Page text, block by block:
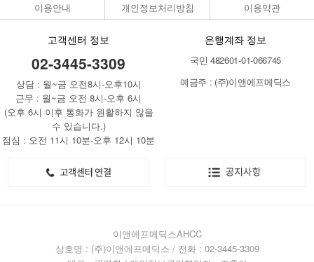
이용안내
개인정보처리방침 이용약관
고객센터 정보
02-3445-3309
상담 : 월~금 오전8시-오후10시
근무 : 월~금 오전 8시-오후 6시
(오후 6시 이후 통화가 원활하지 않을
수 있습니다.)
점심 : 오전 11시 10분-오후 12시 10분
은행계좌 정보
국민 482601-01-066745
예금주 : (주)이앤에프메딕스
이앤에프메딕스AHCC
상호명 : (주)이앤에프메딕스 / 전화 : 02-3445-3309